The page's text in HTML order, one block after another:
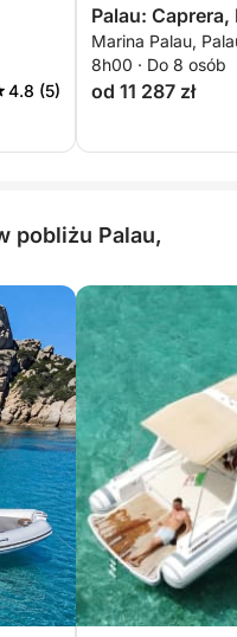
4.8 (5)
Palau:
Spargi i Budelli
Marina Palau,
8h00 · Do 8 osób
od 11 287 zł
pobliżu Palau,